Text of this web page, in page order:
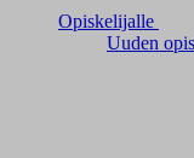
Opiskelijalle
Uuden